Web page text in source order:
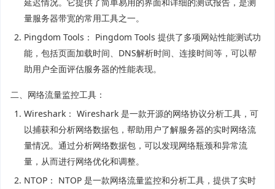
量服务器带宽的常用工具之一。
Pingdom Tools： Pingdom Tools 提供了多项网站性能测试功
能，包括页面加载时间、DNS解析时间、连接时间等，可以帮
助用户全面评估服务器的性能表现。
二、网络流量监控工具：
Wireshark： Wireshark 是一款开源的网络协议分析工具，可
以捕获和分析网络数据包，帮助用户了解服务器的实时网络流
量情况。通过分析网络数据包，可以发现网络瓶颈和异常流
量，从而进行网络优化和调整。
NTOP： NTOP 是一款网络流量监控和分析工具，提供了实时